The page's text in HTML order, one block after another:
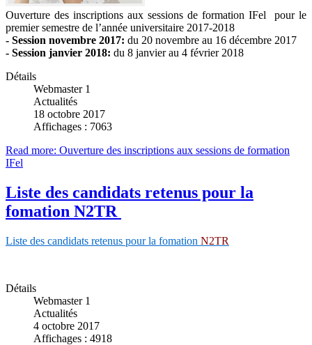
Ouverture des inscriptions aux sessions de formation IFel pour le
premier semestre de l’année universitaire 2017-2018
- Session novembre 2017: du 20 novembre au 16 décembre 2017
- Session janvier 2018: du 8 janvier au 4 février 2018
Détails
Webmaster 1
Actualités
18 octobre 2017
Affichages : 7063
Read more: Ouverture des inscriptions aux sessions de formation
IFel
Liste des candidats retenus pour la
fomation N2TR
Liste des candidats retenus pour la fomation N2TR
Détails
Webmaster 1
Actualités
4 octobre 2017
Affichages : 4918